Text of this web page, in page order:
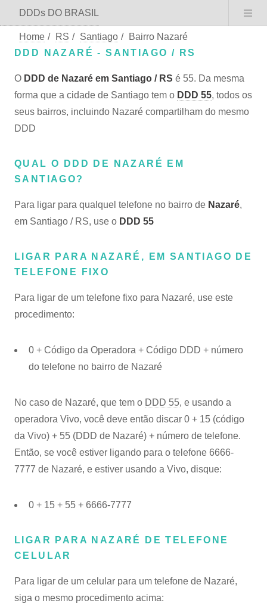
DDDs DO BRASIL
Home / RS / Santiago /
Bairro Nazaré
DDD NAZARÉ - SANTIAGO / RS
O DDD de Nazaré em Santiago / RS é 55. Da mesma
forma que a cidade de Santiago tem o DDD 55, todos os
seus bairros, incluindo Nazaré compartilham do mesmo
DDD
QUAL O DDD DE NAZARÉ EM
SANTIAGO?
Para ligar para qualquel telefone no bairro de Nazaré,
em Santiago / RS, use o DDD 55
LIGAR PARA NAZARÉ, EM SANTIAGO DE
TELEFONE FIXO
Para ligar de um telefone fixo para Nazaré, use este
procedimento:
0 + Código da Operadora + Código DDD + número
do telefone no bairro de Nazaré
No caso de Nazaré, que tem o DDD 55, e usando a
operadora Vivo, você deve então discar 0 + 15 (código
da Vivo) + 55 (DDD de Nazaré) + número de telefone.
Então, se você estiver ligando para o telefone 6666-
7777 de Nazaré, e estiver usando a Vivo, disque:
0 + 15 + 55 + 6666-7777
LIGAR PARA NAZARÉ DE TELEFONE
CELULAR
Para ligar de um celular para um telefone de Nazaré,
siga o mesmo procedimento acima: